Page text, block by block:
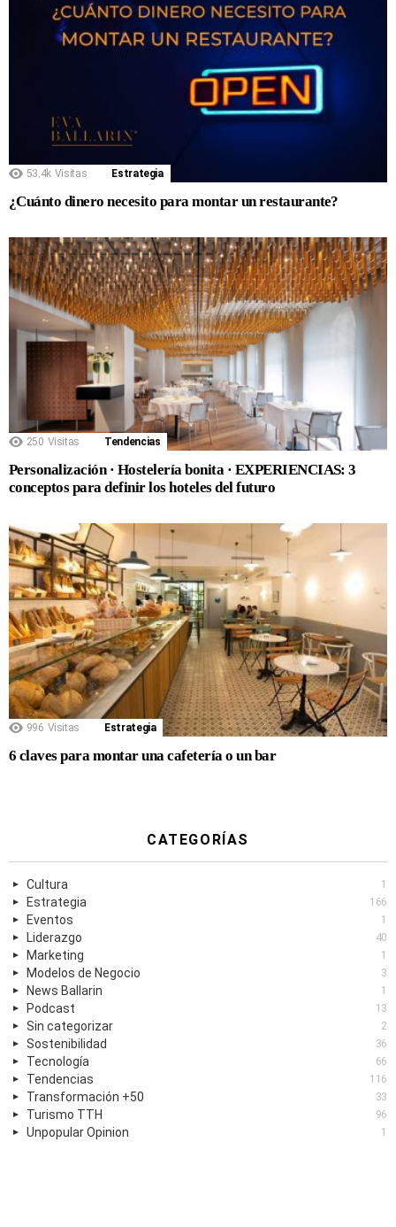
53.4k Visitas Estrategia
¿Cuánto dinero necesito para montar un restaurante?
250 Visitas Tendencias
Personalización · Hostelería bonita · EXPERIENCIAS: 3
conceptos para definir los hoteles del futuro
996 Visitas Estrategia
6 claves para montar una cafetería o un bar
CATEGORÍAS
Cultura 1
Estrategia 166
Eventos 1
Liderazgo 40
Marketing 1
Modelos de Negocio 3
News Ballarin 1
Podcast 13
Sin categorizar 2
Sostenibilidad 36
Tecnología 66
Tendencias 116
Transformación +50 33
Turismo TTH 96
Unpopular Opinion 1